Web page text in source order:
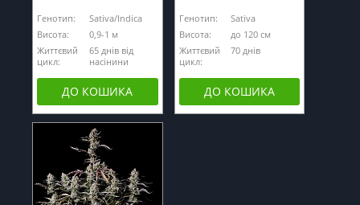
Генотип:
Sativa/Indica
Висота:
0,9-1 м
Життєвий
цикл:
65 днів від
насінини
ДО КОШИКА
Генотип:
Sativa
Висота:
до 120 см
Життєвий
цикл:
70 днів
ДО КОШИКА